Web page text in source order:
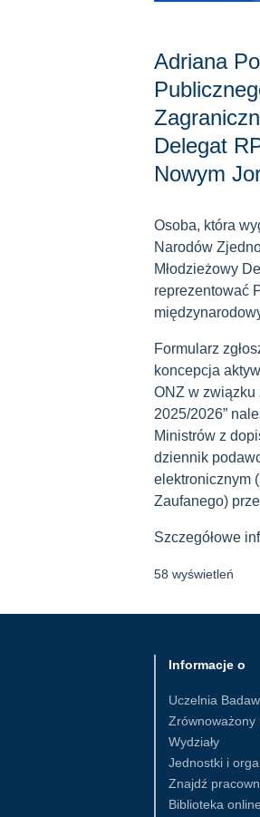
Adriana
Delegat
Nowym
Osoba, która
Narodów
Młodzieżowy
reprezentować
Formularz
koncepcja
ONZ w związku
2025/2026”
Ministrów z
dziennik
elektronicznym
Zaufanego)
Szczegółowe
58 wyświetleń
Informacje o
Uczelnia
Zrównoważony
Wydziały
Jednostki i
Znajdź
Biblioteka online